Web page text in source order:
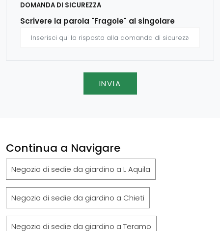
DOMANDA DI SICUREZZA
Scrivere la parola "Fragole" al singolare
INVIA
Continua a Navigare
Negozio di sedie da giardino a L Aquila
Negozio di sedie da giardino a Chieti
Negozio di sedie da giardino a Teramo